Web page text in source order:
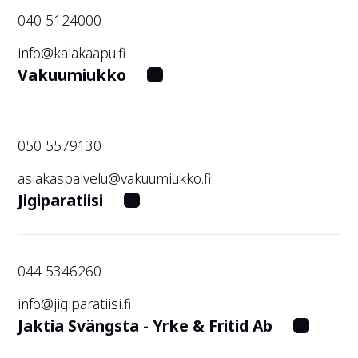
040 5124000
info@kalakaapu.fi
Vakuumiukko
050 5579130
asiakaspalvelu@vakuumiukko.fi
Jigiparatiisi
044 5346260
info@jigiparatiisi.fi
Jaktia Svängsta - Yrke & Fritid Ab